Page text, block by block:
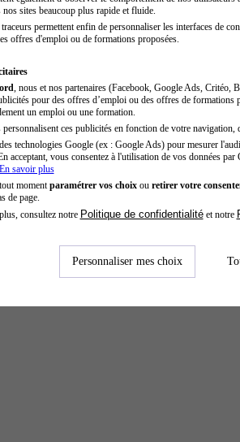
sites beaucoup plus rapide et fluide.
permettent enfin de personnaliser les interfaces de
offres d'emploi ou de formations proposées.
, nous et nos partenaires (Facebook, Google Ads,
pour des offres d’emploi ou des offres de formations
un emploi ou une formation.
ces publicités en fonction de votre navigation,
technologies Google (ex : Google Ads) pour mesurer
acceptant, vous consentez à l'utilisation de vos données
savoir plus
moment paramétrer vos choixou retirer votre
de page.
consultez notre Politique de confidentialitéet notre
Personnaliser mes choix